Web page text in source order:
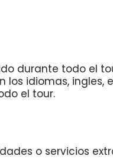
durante todo el
idiomas, ingles,
el tour.
o servicios